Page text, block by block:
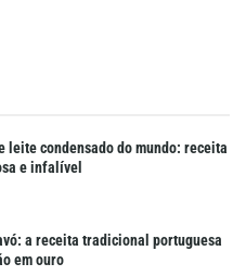
leite condensado do mundo: receita
e infalível
a receita tradicional portuguesa
em ouro